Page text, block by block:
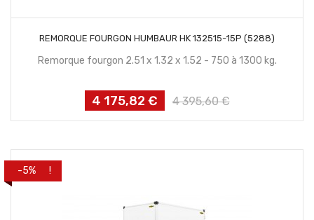
REMORQUE FOURGON HUMBAUR HK 132515-15P (5288)
Remorque fourgon 2.51 x 1.32 x 1.52 - 750 à 1300 kg.
Prix
4 175,82 €
Prix
4 395,60 €
PROMO !
-5%